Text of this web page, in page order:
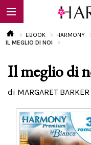
EBOOK
Calendario
EBOOK HARMONY
IL MEGLIO DI NOI
Il meglio di
di MARGARET BARKER